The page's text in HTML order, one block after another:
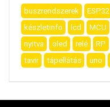
buszrendszerek ESP32
készletinfo
lcd MCU
nyitva
oled relé RP
tavir
tápellátás uno